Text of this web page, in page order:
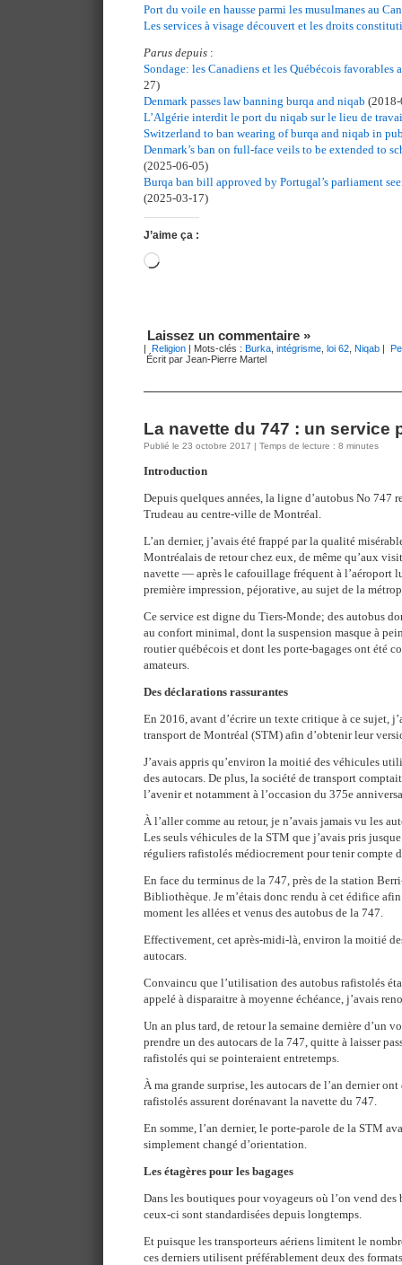
Port du voile en hausse parmi les musulmanes au
Les services à visage découvert et les droits
Parus depuis :
Sondage: les Canadiens et les Québécois favorables
27)
Denmark passes law banning burqa and niqab
L’Algérie interdit le port du niqab sur le lieu de
Switzerland to ban wearing of burqa and niqab in
Denmark’s ban on full-face veils to be extended to
(2025-06-05)
Burqa ban bill approved by Portugal’s parliament
(2025-03-17)
J’aime ça :
Chargement…
Laissez un commentaire »
| Religion | Mots-clés : Burka intégrisme loi 62 Niqab |
Écrit par Jean-Pierre Martel
La navette du 747 : un service
Publié le 23 octobre 2017 | Temps de lecture : 8 minutes
Introduction
Depuis quelques années, la ligne d’autobus No 747
Trudeau au centre-ville de Montréal.
L’an dernier, j’avais été frappé par la qualité
Montréalais de retour chez eux, de même qu’aux
navette — après le cafouillage fréquent à l’aéroport
première impression, péjorative, au sujet de la
Ce service est digne du Tiers-Monde; des autobus
au confort minimal, dont la suspension masque à
routier québécois et dont les porte-bagages ont été
amateurs.
Des déclarations rassurantes
En 2016, avant d’écrire un texte critique à ce sujet,
transport de Montréal (STM) afin d’obtenir leur
J’avais appris qu’environ la moitié des véhicules
des autocars. De plus, la société de transport
l’avenir et notamment à l’occasion du 375e
À l’aller comme au retour, je n’avais jamais vu les
Les seuls véhicules de la STM que j’avais pris
réguliers rafistolés médiocrement pour tenir compte
En face du terminus de la 747, près de la station
Bibliothèque. Je m’étais donc rendu à cet édifice
moment les allées et venus des autobus de la 747.
Effectivement, cet après-midi-là, environ la moitié
autocars.
Convaincu que l’utilisation des autobus rafistolés
appelé à disparaitre à moyenne échéance, j’avais
Un an plus tard, de retour la semaine dernière d’un
prendre un des autocars de la 747, quitte à laisser
rafistolés qui se pointeraient entretemps.
À ma grande surprise, les autocars de l’an dernier
rafistolés assurent dorénavant la navette du 747.
En somme, l’an dernier, le porte-parole de la STM
simplement changé d’orientation.
Les étagères pour les bagages
Dans les boutiques pour voyageurs où l’on vend des
ceux-ci sont standardisées depuis longtemps.
Et puisque les transporteurs aériens limitent le
ces derniers utilisent préférablement deux des